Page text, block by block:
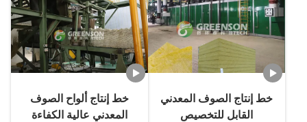
خط إنتاج الصوف المعدني
القابل للتخصيص
خط إنتاج ألواح الصوف
المعدني عالية الكفاءة